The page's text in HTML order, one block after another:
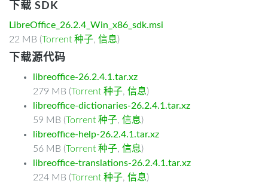
下载 SDK
LibreOffice_26.2.4_Win_x86_sdk.msi
22 MB (Torrent 种子, 信息)
下载源代码
libreoffice-26.2.4.1.tar.xz
279 MB (Torrent 种子, 信息)
libreoffice-dictionaries-26.2.4.1.tar.xz
59 MB (Torrent 种子, 信息)
libreoffice-help-26.2.4.1.tar.xz
56 MB (Torrent 种子, 信息)
libreoffice-translations-26.2.4.1.tar.xz
224 MB (Torrent 种子, 信息)